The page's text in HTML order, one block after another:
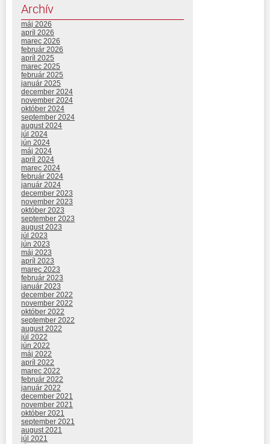
Archív
máj 2026
apríl 2026
marec 2026
február 2026
apríl 2025
marec 2025
február 2025
január 2025
december 2024
november 2024
október 2024
september 2024
august 2024
júl 2024
jún 2024
máj 2024
apríl 2024
marec 2024
február 2024
január 2024
december 2023
november 2023
október 2023
september 2023
august 2023
júl 2023
jún 2023
máj 2023
apríl 2023
marec 2023
február 2023
január 2023
december 2022
november 2022
október 2022
september 2022
august 2022
júl 2022
jún 2022
máj 2022
apríl 2022
marec 2022
február 2022
január 2022
december 2021
november 2021
október 2021
september 2021
august 2021
júl 2021